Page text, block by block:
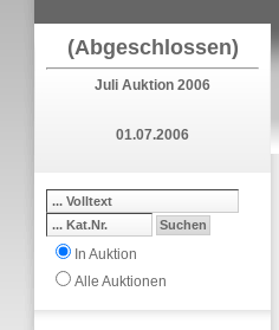
(Abgeschlossen)
Juli Auktion 2006
01.07.2006
In Auktion
Alle Auktionen